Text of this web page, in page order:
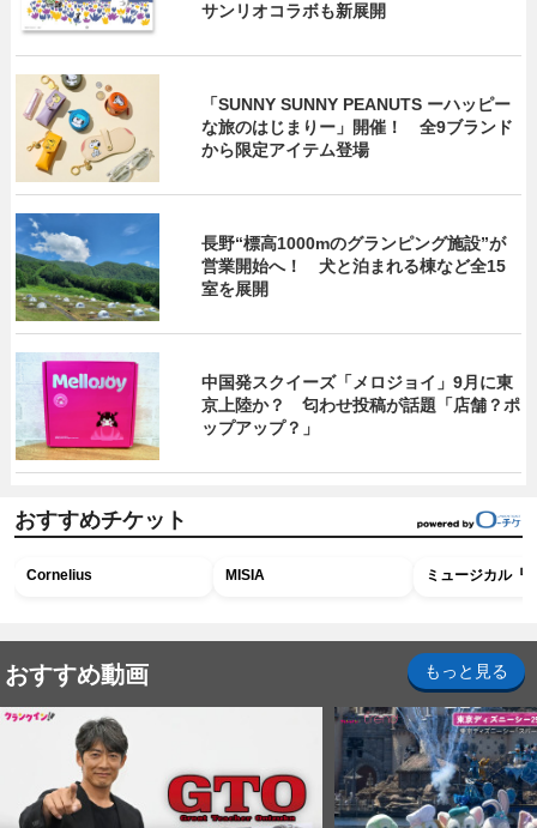
サンリオコラボも新展開
「SUNNY SUNNY PEANUTS ーハッピー
な旅のはじまりー」開催！ 全9ブランド
から限定アイテム登場
長野“標高1000mのグランピング施設”が
営業開始へ！ 犬と泊まれる棟など全15
室を展開
中国発スクイーズ「メロジョイ」9月に東
京上陸か？ 匂わせ投稿が話題「店舗？ポ
ップアップ？」
おすすめチケット
Cornelius MISIA ミュージカル『
おすすめ動画 もっと見る